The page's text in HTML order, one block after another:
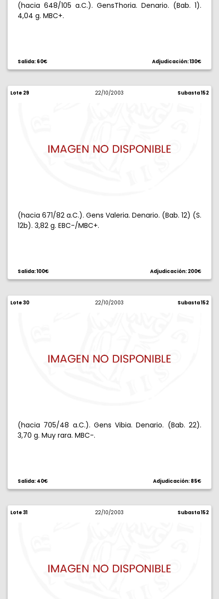
(hacia 648/105 a.C.). GensThoria. Denario. (Bab. 1).
4,04 g. MBC+.
Salida: 60€ Adjudicación: 130€
Lote 29 22/10/2003 Subasta 152
(hacia 671/82 a.C.). Gens Valeria. Denario. (Bab. 12) (S.
12b). 3,82 g. EBC-/MBC+.
Salida: 100€ Adjudicación: 200€
Lote 30 22/10/2003 Subasta 152
(hacia 705/48 a.C.). Gens Vibia. Denario. (Bab. 22).
3,70 g. Muy rara. MBC-.
Salida: 40€ Adjudicación: 85€
Lote 31 22/10/2003 Subasta 152